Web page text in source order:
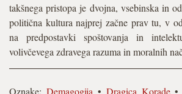
takšnega pristopa je dvojna, vsebinska in
politična kultura najprej začne prav tu, v
na predpostavki spoštovanja in
volivčevega zdravega razuma in moralnih
Oznake: Demagogija • Dragica Korade